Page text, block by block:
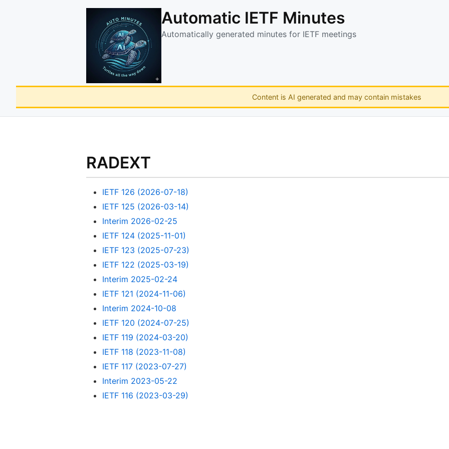
Automatic IETF Minutes
Automatically generated minutes for IETF meetings
Content is AI generated and may contain mistakes
RADEXT
IETF 126 (2026-07-18)
IETF 125 (2026-03-14)
Interim 2026-02-25
IETF 124 (2025-11-01)
IETF 123 (2025-07-23)
IETF 122 (2025-03-19)
Interim 2025-02-24
IETF 121 (2024-11-06)
Interim 2024-10-08
IETF 120 (2024-07-25)
IETF 119 (2024-03-20)
IETF 118 (2023-11-08)
IETF 117 (2023-07-27)
Interim 2023-05-22
IETF 116 (2023-03-29)